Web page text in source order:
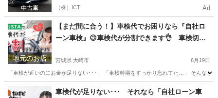
（株）ICT Ad
地元のお店
【まだ間に合う！】車検代でお困りなら『自社ロ
ーン車検』😉車検代が分割できます👌 車検切れ
宮城県 大崎市 6月19日
「車検が近いのにお金が足りない･･･」 「車検時期をすっかり忘れてた…」 そんなと
車検
車検代が足りない･･･ それなら「自社ローン車